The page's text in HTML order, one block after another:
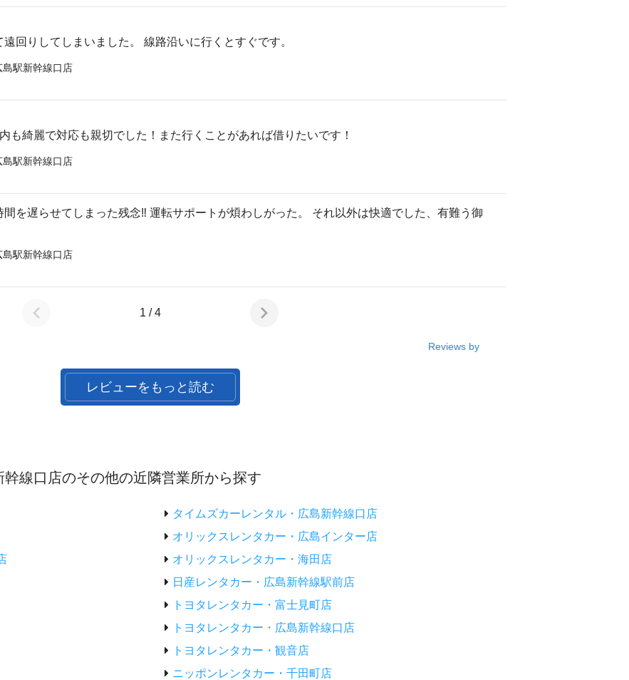
回りしてしまいました。 線路沿いに行くとすぐです。
駅新幹線口店
も綺麗で対応も親切でした！また行くことがあれば借りたいです！
駅新幹線口店
を遅らせてしまった残念‼️ 運転サポートが煩わしがった。 それ以外は快適でした、有難う御
駅新幹線口店
1 / 4
Reviews by
レビューをもっと読む
線口店のその他の近隣営業所から探す
タイムズカーレンタル・広島新幹線口店
オリックスレンタカー・広島インター店
オリックスレンタカー・海田店
日産レンタカー・広島新幹線駅前店
トヨタレンタカー・富士見町店
トヨタレンタカー・広島新幹線口店
トヨタレンタカー・観音店
ニッポンレンタカー・千田町店